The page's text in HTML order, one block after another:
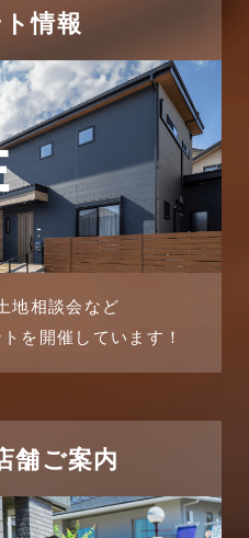
情報
地相談会など
を開催しています！
舗ご案内